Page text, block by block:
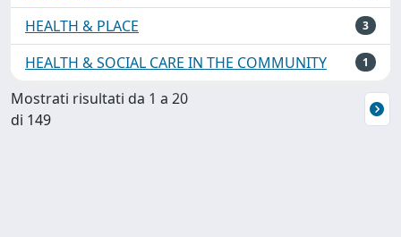
HEALTH & PLACE 3
HEALTH & SOCIAL CARE IN THE COMMUNITY 1
Mostrati risultati da 1 a 20
di 149